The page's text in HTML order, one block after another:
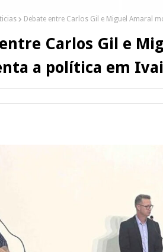
Debate entre Carlos Gil e Miguel Amaral
Carlos Gil e
a política em